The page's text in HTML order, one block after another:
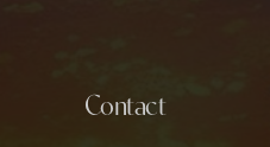
Contact